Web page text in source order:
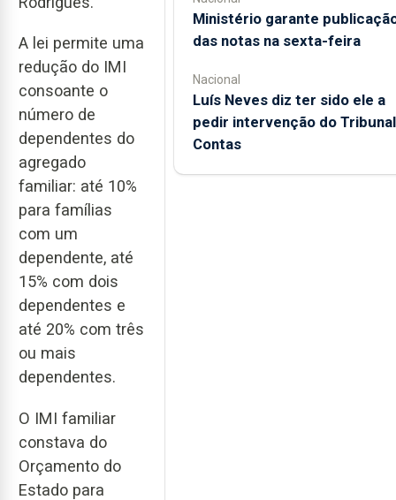
A lei permite uma
redução do IMI
consoante o
número de
dependentes do
agregado
familiar: até 10%
para famílias
com um
dependente, até
15% com dois
dependentes e
até 20% com três
ou mais
dependentes.
O IMI familiar
constava do
Orçamento do
Estado para
Ministério garante
das notas na sexta-feira
Nacional
Luís Neves diz ter sido ele a
pedir intervenção do
Contas